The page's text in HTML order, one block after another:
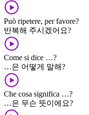
Può ripetere, per favore?
반복해 주시겠어요?
Come si dice …?
…은 어떻게 말해?
Che cosa significa …?
…은 무슨 뜻이에요?